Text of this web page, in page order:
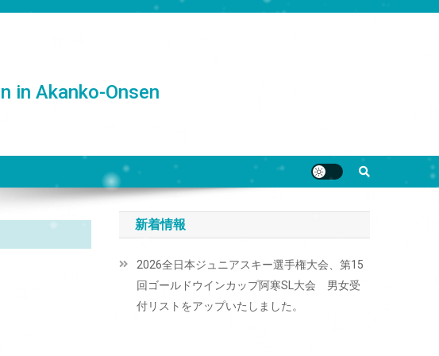
in Akanko-Onsen
新着情報
2026全日本ジュニアスキー選手権大会、第15
回ゴールドウインカップ阿寒SL大会 男女受
付リストをアップいたしました。